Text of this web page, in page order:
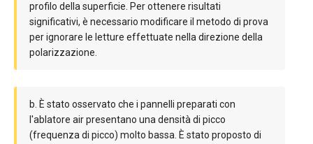
profilo della superficie. Per ottenere risultati
significativi, è necessario modificare il metodo di prova
per ignorare le letture effettuate nella direzione della
polarizzazione.
b. È stato osservato che i pannelli preparati con
l'ablatore air presentano una densità di picco
(frequenza di picco) molto bassa. È stato proposto di